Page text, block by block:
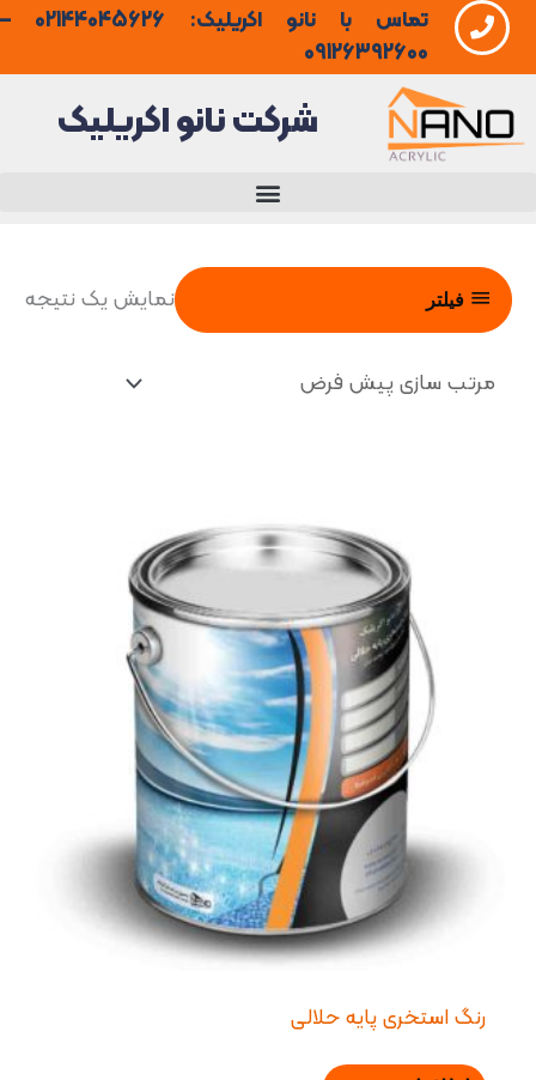
رفتن
به
محتوا
تماس با نانو اکریلیک: 02144045626 –
09126392600
شرکت نانو اکریلیک
فیلتر نمایش یک نتیجه
رنگ استخری پایه حلالی